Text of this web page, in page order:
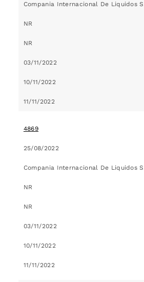
Compania Internacional De Liquidos
NR
NR
03/11/2022
10/11/2022
11/11/2022
4869
25/08/2022
Compania Internacional De Liquidos
NR
NR
03/11/2022
10/11/2022
11/11/2022